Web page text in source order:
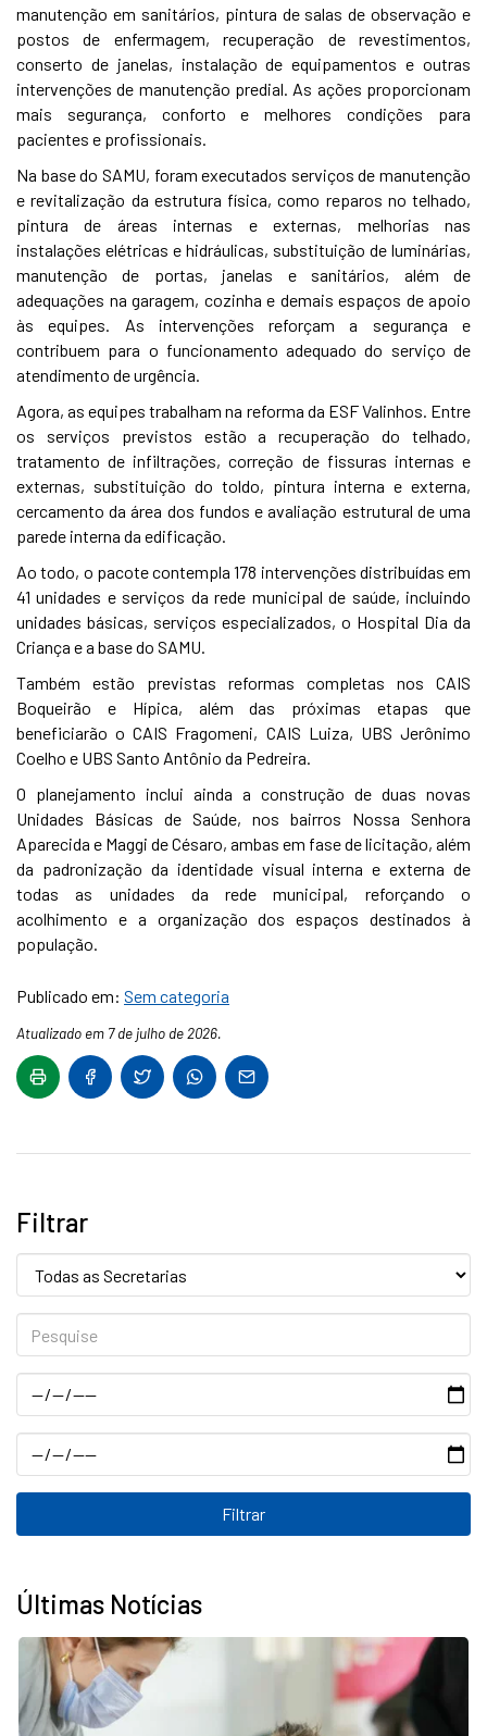
manutenção em sanitários, pintura de salas de observação e
postos de enfermagem, recuperação de revestimentos,
conserto de janelas, instalação de equipamentos e outras
intervenções de manutenção predial. As ações proporcionam
mais segurança, conforto e melhores condições para
pacientes e profissionais.
Na base do SAMU, foram executados serviços de manutenção
e revitalização da estrutura física, como reparos no telhado,
pintura de áreas internas e externas, melhorias nas
instalações elétricas e hidráulicas, substituição de luminárias,
manutenção de portas, janelas e sanitários, além de
adequações na garagem, cozinha e demais espaços de apoio
às equipes. As intervenções reforçam a segurança e
contribuem para o funcionamento adequado do serviço de
atendimento de urgência.
Agora, as equipes trabalham na reforma da ESF Valinhos. Entre
os serviços previstos estão a recuperação do telhado,
tratamento de infiltrações, correção de fissuras internas e
externas, substituição do toldo, pintura interna e externa,
cercamento da área dos fundos e avaliação estrutural de uma
parede interna da edificação.
Ao todo, o pacote contempla 178 intervenções distribuídas em
41 unidades e serviços da rede municipal de saúde, incluindo
unidades básicas, serviços especializados, o Hospital Dia da
Criança e a base do SAMU.
Também estão previstas reformas completas nos CAIS
Boqueirão e Hípica, além das próximas etapas que
beneficiarão o CAIS Fragomeni, CAIS Luiza, UBS Jerônimo
Coelho e UBS Santo Antônio da Pedreira.
O planejamento inclui ainda a construção de duas novas
Unidades Básicas de Saúde, nos bairros Nossa Senhora
Aparecida e Maggi de Césaro, ambas em fase de licitação, além
da padronização da identidade visual interna e externa de
todas as unidades da rede municipal, reforçando o
acolhimento e a organização dos espaços destinados à
população.
Publicado em: Sem categoria
Atualizado em 7 de julho de 2026.
Filtrar
Data
Data
Últimas Notícias